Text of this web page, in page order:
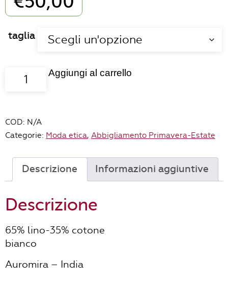
taglia
Biancospino
Aggiungi al carrello
COD: N/A
Categorie: Moda etica, Abbigliamento Primavera-Estate
Descrizione Informazioni aggiuntive
Descrizione
65% lino-35% cotone
bianco
Auromira – India